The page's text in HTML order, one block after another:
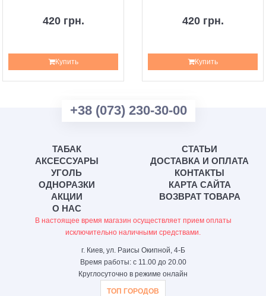
420 грн.
Купить
420 грн.
Купить
+38 (073) 230-30-00
ТАБАК
АКСЕССУАРЫ
УГОЛЬ
ОДНОРАЗКИ
АКЦИИ
О НАС
СТАТЬИ
ДОСТАВКА И ОПЛАТА
КОНТАКТЫ
КАРТА САЙТА
ВОЗВРАТ ТОВАРА
В настоящее время магазин осуществляет прием оплаты
исключительно наличными средствами.
г. Киев, ул. Раисы Окипной, 4-Б
Время работы: с 11.00 до 20.00
Круглосуточно в режиме онлайн
ТОП ГОРОДОВ